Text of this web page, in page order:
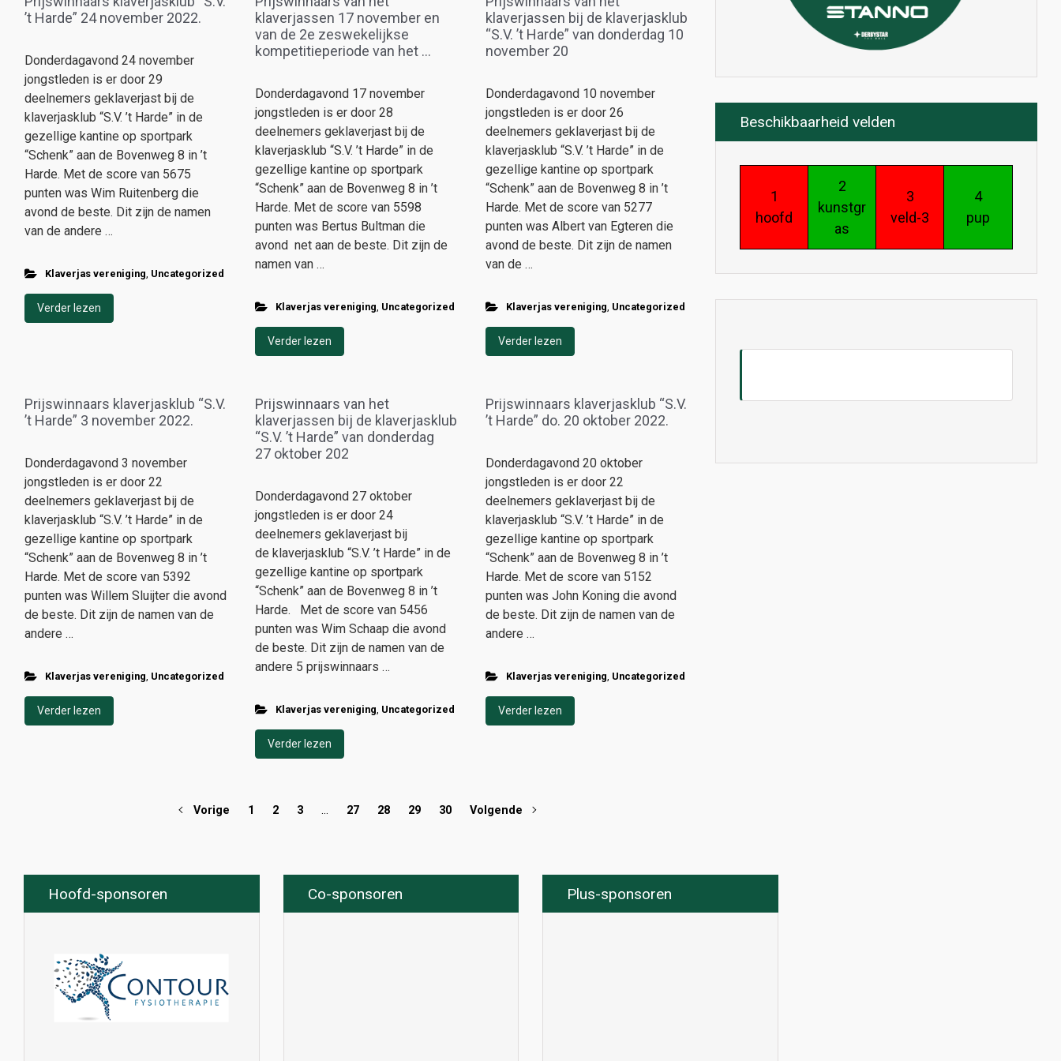
’t Harde” 24 november 2022.
Donderdagavond 24 november
jongstleden is er door 29
deelnemers geklaverjast bij de
klaverjasklub “S.V. ’t Harde” in de
gezellige kantine op sportpark
“Schenk” aan de Bovenweg 8 in ’t
Harde. Met de score van 5675
punten was Wim Ruitenberg die
avond de beste. Dit zijn de namen
van de andere …
Klaverjas vereniging Uncategorized
Verder lezen
klaverjassen 17 november en
van de 2e zeswekelijkse
kompetitieperiode van het ...
Donderdagavond 17 november
jongstleden is er door 28
deelnemers geklaverjast bij de
klaverjasklub “S.V. ’t Harde” in de
gezellige kantine op sportpark
“Schenk” aan de Bovenweg 8 in ’t
Harde. Met de score van 5598
punten was Bertus Bultman die
avond net aan de beste. Dit zijn de
namen van …
Klaverjas vereniging Uncategorized
Verder lezen
klaverjassen bij de klaverjasklub
“S.V. ’t Harde” van donderdag 10
november 20
Donderdagavond 10 november
jongstleden is er door 26
deelnemers geklaverjast bij de
klaverjasklub “S.V. ’t Harde” in de
gezellige kantine op sportpark
“Schenk” aan de Bovenweg 8 in ’t
Harde. Met de score van 5277
punten was Albert van Egteren die
avond de beste. Dit zijn de namen
van de …
Klaverjas vereniging Uncategorized
Verder lezen
Prijswinnaars klaverjasklub “S.V.
’t Harde” 3 november 2022.
Donderdagavond 3 november
jongstleden is er door 22
deelnemers geklaverjast bij de
klaverjasklub “S.V. ’t Harde” in de
gezellige kantine op sportpark
“Schenk” aan de Bovenweg 8 in ’t
Harde. Met de score van 5392
punten was Willem Sluijter die avond
de beste. Dit zijn de namen van de
andere …
Klaverjas vereniging Uncategorized
Verder lezen
Prijswinnaars van het
klaverjassen bij de klaverjasklub
“S.V. ’t Harde” van donderdag
27 oktober 202
Donderdagavond 27 oktober
jongstleden is er door 24
deelnemers geklaverjast bij
de klaverjasklub “S.V. ’t Harde” in de
gezellige kantine op sportpark
“Schenk” aan de Bovenweg 8 in ’t
Harde. Met de score van 5456
punten was Wim Schaap die avond
de beste. Dit zijn de namen van de
andere 5 prijswinnaars …
Klaverjas vereniging Uncategorized
Verder lezen
Prijswinnaars klaverjasklub “S.V.
’t Harde” do. 20 oktober 2022.
Donderdagavond 20 oktober
jongstleden is er door 22
deelnemers geklaverjast bij de
klaverjasklub “S.V. ’t Harde” in de
gezellige kantine op sportpark
“Schenk” aan de Bovenweg 8 in ’t
Harde. Met de score van 5152
punten was John Koning die avond
de beste. Dit zijn de namen van de
andere …
Klaverjas vereniging Uncategorized
Verder lezen
Vorige 1 2 3 … 27 28 29 30 Volgende
Beschikbaarheid velden
1
hoofd
2
kunstgr
as
3
veld-3
4
pup
Hoofd-sponsoren Co-sponsoren Plus-sponsoren